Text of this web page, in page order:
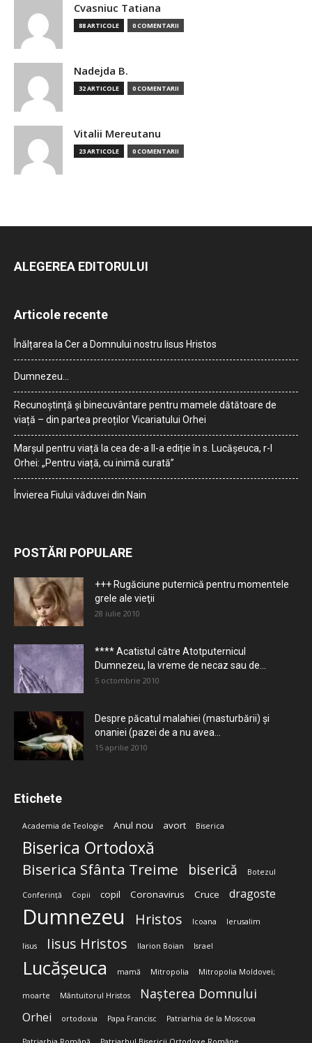
Cvasniuc Tatiana
88 ARTICOLE 0 COMENTARII
Nadejda B.
32 ARTICOLE 0 COMENTARII
Vitalii Mereutanu
23 ARTICOLE 0 COMENTARII
ALEGEREA EDITORULUI
Articole recente
Înălțarea la Cer a Domnului nostru Iisus Hristos
Dumnezeu…
Recunoștință și binecuvântare pentru mamele dătătoare de
viață – din partea preoților Vicariatului Orhei
Marșul pentru viață la cea de-a II-a ediție în s. Lucășeuca, r-l
Orhei: „Pentru viață, cu inimă curată”
Învierea Fiului văduvei din Nain
POSTĂRI POPULARE
+++ Rugăciune puternică pentru momentele
grele ale vieţii
28 iulie 2010
**** Acatistul către Atotputernicul
Dumnezeu, la vreme de necaz sau de...
5 octombrie 2010
Despre păcatul malahiei (masturbării) şi
onaniei (pazei de a nu avea...
15 aprilie 2010
Etichete
Academia de Teologie Anul nou avort Biserica
Biserica Ortodoxă
Biserica Sfânta Treime biserică Botezul
Conferință Copii copil Coronavirus Cruce dragoste
Dumnezeu Hristos Icoana Ierusalim
Iisus Iisus Hristos Ilarion Boian Israel
Lucășeuca mamă Mitropolia Mitropolia Moldovei;
moarte Mântuitorul Hristos Nașterea Domnului
Orhei ortodoxia Papa Francisc Patriarhia de la Moscova